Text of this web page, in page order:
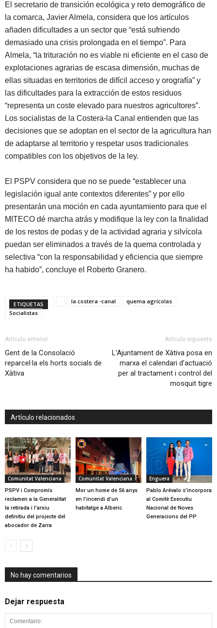
El secretario de transición ecológica y reto demográfico de
la comarca, Javier Almela, considera que los artículos
añaden dificultades a un sector que “está sufriendo
demasiado una crisis prolongada en el tiempo”. Para
Almela, “la trituración no es viable ni eficiente en el caso de
explotaciones agrarias de escasa dimensión, muchas de
ellas situadas en territorios de difícil acceso y orografía” y
las dificultades para la extracción de estos residuos
“representa un coste elevado para nuestros agricultores”.
Los socialistas de la Costera-la Canal entienden que las
decisiones que se adoptan en el sector de la agricultura han
de adaptarse al territorio y respetar usos tradicionales
compatibles con los objetivos de la ley.
El PSPV considera que no se puede “establecer una
legislación igual ante contextos diferentes” y por ello
presentarán una moción en cada ayuntamiento para que el
MITECO dé marcha atrás y modifique la ley con la finalidad
de los restos de podas y de la actividad agraria y silvícola
puedan ser eliminados a través de la quema controlada y
selectiva “con la responsabilidad y eficiencia que siempre
ha habido”, concluye el Roberto Granero.
ETIQUETAS la costera -canal
quema agrícolas
Socialistas
Artículo anterior
Gent de la Consolació
reparcel·la els horts socials de
Xàtiva
Artículo siguiente
L’Ajuntament de Xàtiva posa en
marxa el calendari d’actuació
per al tractament i control del
mosquit tigre
Artículo relacionados
Comunitat Valenciana
PSPV i Compromís
reclamen a la Generalitat
la retirada i l’arxiu
definitiu del projecte del
abocador de Zarra
Comunitat Valenciana
Mor un home de 56 anys
en l’incendi d’un
habitatge a Alberic
Enguera
Pablo Arévalo s’incorpora
al Comitè Executiu
Nacional de Noves
Generacions del PP
No hay comentarios
Dejar respuesta